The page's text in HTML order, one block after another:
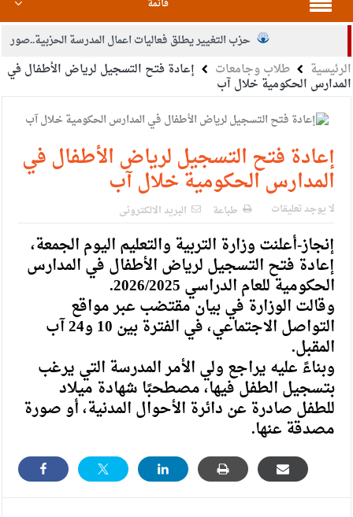
قائمة
حزب التغيير يطلق فعاليات اعمال المدرسة الحزبية..صور
الجيش يفتح باب التجنيد لحملة البكالوريوس في الحقوق والقانون
الإسلامية والمسيحية
الأمن يتلف 16 مليون حبة كبتاجون و1480 كغم مواد مخدرة
النواب يقر مشروع تعديل قانون الملكية العقارية
القاضي يلتقي رؤساء تحرير الصحف اليومية ويؤكد حرص مجلس
النواب على شراكة فاعلة مع الإعلام
دعوة المكلفين بخدمة العلم (الدفعة الثالثة) إلى مراجعة منصة خدمة
العلم
الملك يلتقي مجموعة من رفاق السلاح
الملك يتلقى اتصالا هاتفيا من العاهل البحريني
القاضي محمود أحمد فريحات.. مبارك ومزيدا من التوفيق
الرئيسية طلاب وجامعات إعادة فتح التسجيل لرياض الأطفال في
المدارس الحكومية خلال آب
إعادة فتح التسجيل لرياض الأطفال في
المدارس الحكومية خلال آب
لا يوجد تعليقات طباعة البريد الالكترونى
إنجاز-أعلنت وزارة التربية والتعليم اليوم الجمعة،
إعادة فتح التسجيل لرياض الأطفال في المدارس
الحكومية للعام الدراسي 2026/2025.
وقالت الوزارة في بيان مقتضب عبر مواقع
التواصل الاجتماعي، في الفترة بين 10 و24 آب
المقبل.
وبناءً عليه يراجع ولي الأمر المدرسة التي يرغب
بتسجيل الطفل فيها، مصطحبًا شهادة ميلاد
للطفل صادرة عن دائرة الأحوال المدنية، أو صورة
مصدقة عنها.